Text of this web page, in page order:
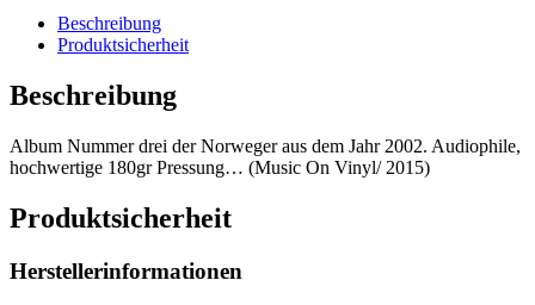
Beschreibung
Produktsicherheit
Beschreibung
Album Nummer drei der Norweger aus dem Jahr 2002. Audiophile,
hochwertige 180gr Pressung… (Music On Vinyl/ 2015)
Produktsicherheit
Herstellerinformationen